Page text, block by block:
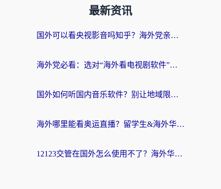
最新资讯
国外可以看央视影音吗知乎？海外党亲测有效的回国加速方案
海外党必看：选对“海外看电视剧软件”，再也不用愁国内剧刷不了
国外如何听国内音乐软件？别让地域限制，断了你的中文歌单
海外哪里能看奥运直播？留学生&海外华人必看的体育赛事观赛终极指南
12123交管在国外怎么使用不了？海外华人必看的无缝访问国内资源指南